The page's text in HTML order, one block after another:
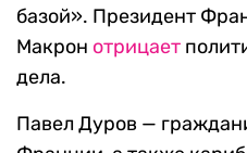
базой». Президент
Макрон отрицает
дела.
Павел Дуров —